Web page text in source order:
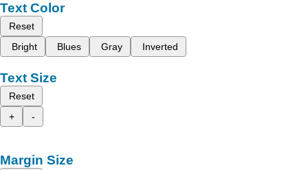
Text Color
Reset
Bright
Blues Gray Inverted
Text Size
Reset
+
-
Margin Size